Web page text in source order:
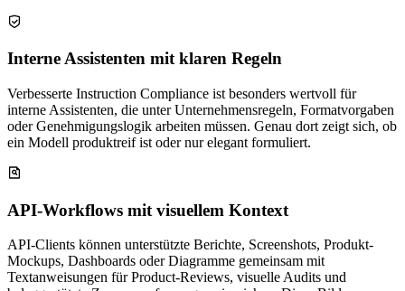
Interne Assistenten mit klaren Regeln
Verbesserte Instruction Compliance ist besonders wertvoll für
interne Assistenten, die unter Unternehmensregeln, Formatvorgaben
oder Genehmigungslogik arbeiten müssen. Genau dort zeigt sich, ob
ein Modell produktreif ist oder nur elegant formuliert.
API-Workflows mit visuellem Kontext
API-Clients können unterstützte Berichte, Screenshots, Produkt-
Mockups, Dashboards oder Diagramme gemeinsam mit
Textanweisungen für Product-Reviews, visuelle Audits und